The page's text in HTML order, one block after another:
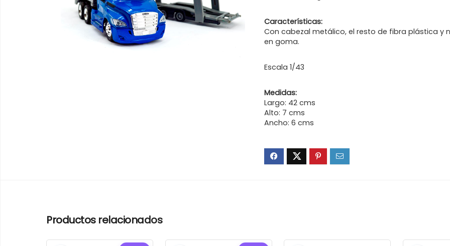
Características:
Con cabezal metálico, el resto de fibra plástica y
en goma.
Escala 1/43
Medidas:
Largo: 42 cms
Alto: 7 cms
Ancho: 6 cms
Productos relacionados